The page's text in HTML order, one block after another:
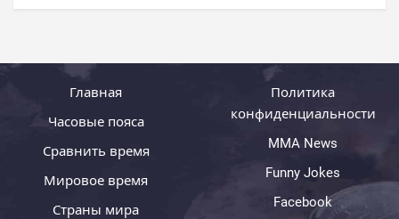
Главная
Часовые пояса
Сравнить время
Мировое время
Страны мира
Политика
конфиденциальности
MMA News
Funny Jokes
Facebook